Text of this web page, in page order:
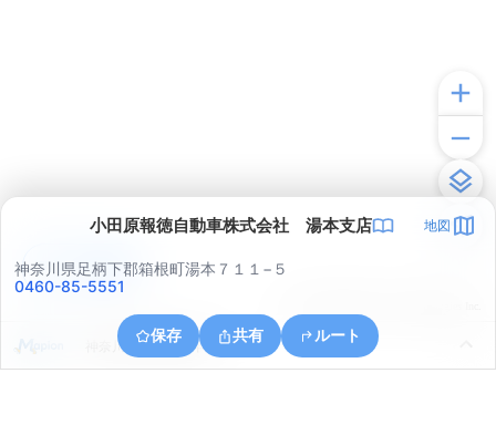
小田原報徳自動車株式会社 湯本支店 地図
神奈川県足柄下郡箱根町湯本７１１−５
0460-85-5551
保存 共有 ルート
神奈川県小田原市早川
アプリで見る